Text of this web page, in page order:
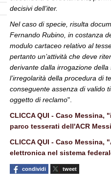
decisivi dell’iter.
Nel caso di specie, risulta
Fernando Rubino, in costanza
modulo cartaceo relativo al
pertanto un’attività che deve
derivante dalla irrogazione
l’irregolarità della procedura di
conseguente assenza di valido
oggetto di reclamo".
CLICCA QUI - Caso Messina,
parco tesserati dell'ACR
CLICCA QUI - Caso
elettronica nel sistema
condividi tweet